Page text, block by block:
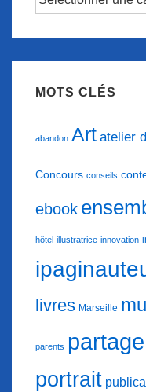
d’articles
MOTS CLÉS
abandon Art atelier
Concours conseils
ebook
hôtel illustratrice innovation
livres Marseille
parents partage
portrait